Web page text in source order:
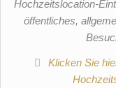
Hochzeitslocation-
öffentliches,
Klicken Sie